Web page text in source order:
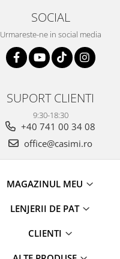
SOCIAL
Urmareste-ne in social media
SUPORT CLIENTI
9:30-18:30
+40 741 00 34 08
office@casimi.ro
MAGAZINUL MEU
LENJERII DE PAT
CLIENTI